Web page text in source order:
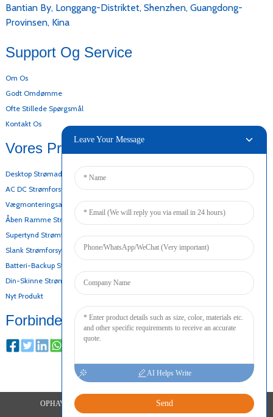
Bantian By, Longgang-Distriktet, Shenzhen, Guangdong-
Provinsen, Kina
Support Og Service
Om Os
Godt Omdømme
Ofte Stillede Spørgsmål
Kontakt Os
Vores Produkter
Desktop Strømadapter
AC DC Strømforsyning
Vægmonteringsadapter
Åben Ramme Strømforsyning
Supertynd Strømforsyning
Slank Strømforsyning
Batteri-Backup Strømforsyning
Din-Skinne Strømforsyning
Nyt Produkt
Forbinde
OPHAVSRET © 2024 ALLE RETTIGHEDER FORBEHOLDES
SITEMAPTOPBLOG
Leave Your Message
AI Helps Write
Send